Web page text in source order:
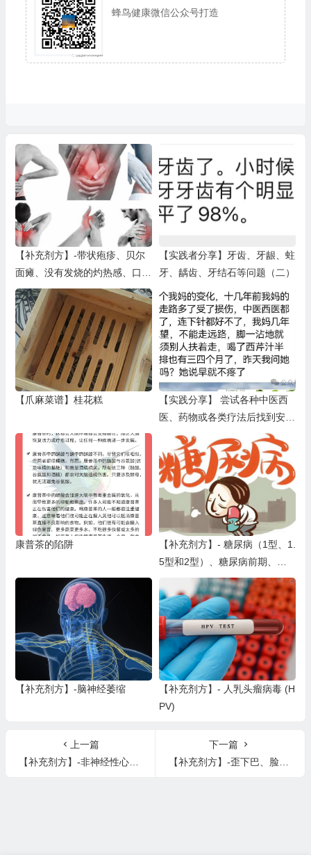
蜂鸟健康微信公众号打造
【补充剂方】-带状疱疹、贝尔
面瘫、没有发烧的灼热感、口腔
内和皮肤有灼烧感、咀嚼困难
【实践者分享】牙齿、牙龈、蛀
牙、龋齿、牙结石等问题（二）
【爪麻菜谱】桂花糕
【实践分享】 尝试各种中医西
医、药物或各类疗法后找到安东
尼威廉信息（二）
康普茶的陷阱
【补充剂方】- 糖尿病（1型、1.
5型和2型）、糖尿病前期、高
血糖和低血糖等血糖失衡问题
【补充剂方】-脑神经萎缩
【补充剂方】- 人乳头瘤病毒 (H
PV)
上一篇
【补充剂方】-非神经性心悸、心律失常、房颤、异位心跳
下一篇
【补充剂方】-歪下巴、脸部下垂、面部疼痛、肩周炎、神秘牙龈痛、神秘下巴疼痛、失去面部运动